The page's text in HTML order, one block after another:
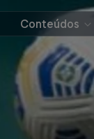
Conteúdos